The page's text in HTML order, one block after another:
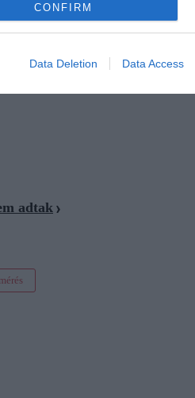
CONFIRM
Data Deletion Data Access
számos egészségügyi
A legjobb megoldás a
adtak